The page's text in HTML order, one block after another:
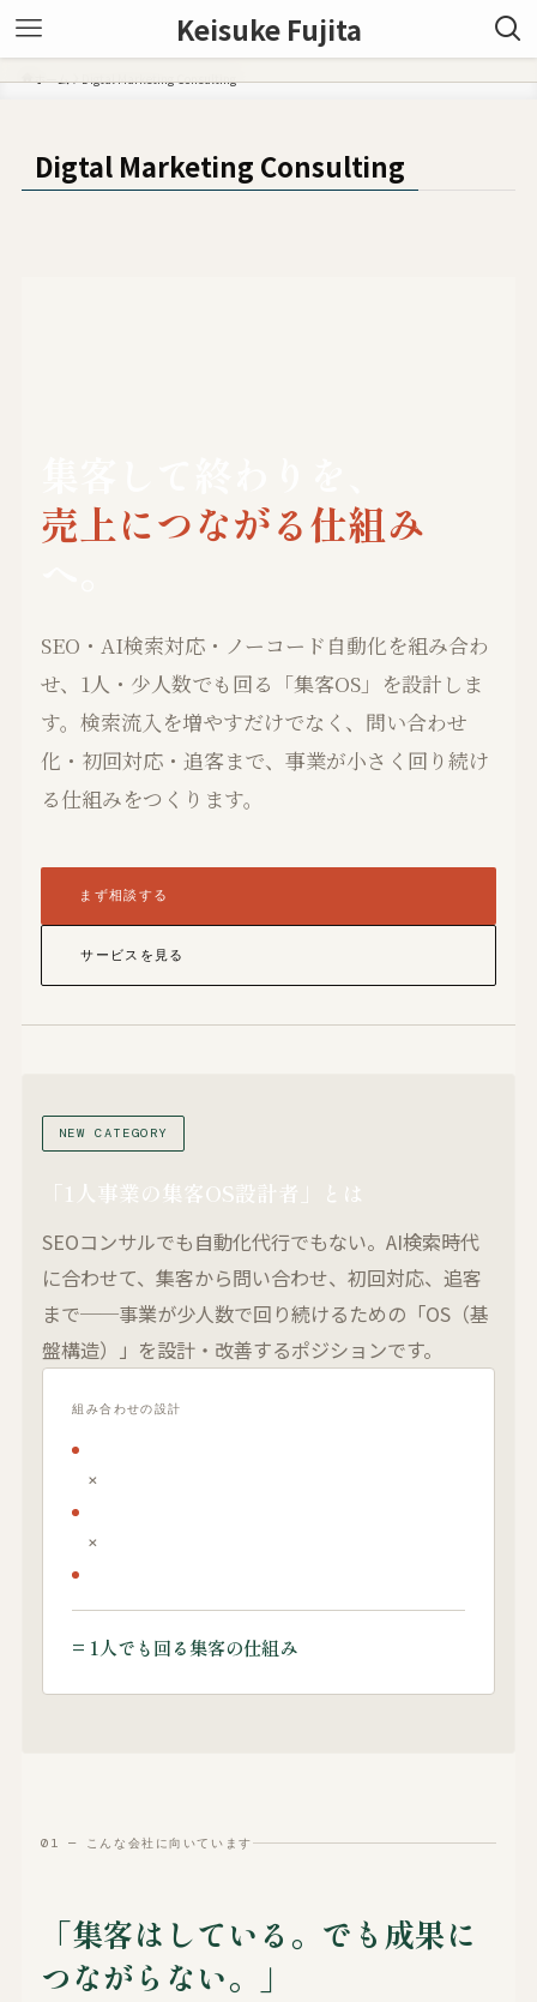
Keisuke Fujita
ホーム Digtal Marketing Consulting
Digtal Marketing Consulting
藤田 啓介
売上につながる仕組み
SEO・AI検索対応・ノーコード自動化を組み合わ
せ、1人・少人数でも回る「集客OS」を設計しま
す。検索流入を増やすだけでなく、問い合わせ
化・初回対応・追客まで、事業が小さく回り続け
る仕組みをつくります。
まず相談する
サービスを見る
NEW CATEGORY
「1人事業の集客OS設計者」とは
SEOコンサルでも自動化代行でもない。AI検索時代
に合わせて、集客から問い合わせ、初回対応、追客
まで──事業が少人数で回り続けるための「OS（基
盤構造）」を設計・改善するポジションです。
組み合わせの設計
×
×
= 1人でも回る集客の仕組み
01 — こんな会社に向いています
「集客はしている。でも成果に
つながらない。」